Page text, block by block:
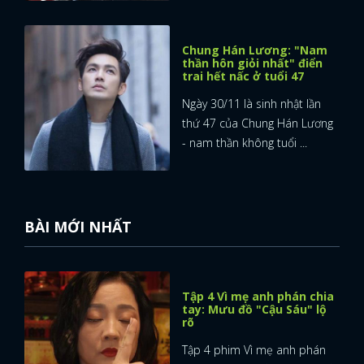
Chung Hán Lương: "Nam
thần hôn giỏi nhất" điển
trai hết nấc ở tuổi 47
Ngày 30/11 là sinh nhật lần
thứ 47 của Chung Hán Lương
- nam thần không tuổi ...
BÀI MỚI NHẤT
Tập 4 Vì mẹ anh phán chia
tay: Mưu đồ "Cậu Sáu" lộ
rõ
Tập 4 phim Vì mẹ anh phán